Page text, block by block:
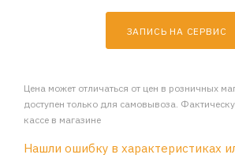
ЗАПИСЬ НА СЕРВИС
Цена может отличаться от цен в розничных
доступен только для самовывоза.
кассе в магазине
Нашли ошибку в характеристиках